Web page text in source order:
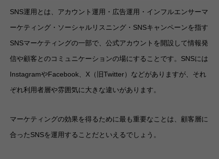
SNS運用とは、アカウント運用・広告運用・インフルエンサーマ
ーケティング・ソーシャルリスニング・SNSキャンペーンを指す
SNSマーケティングの一部で、公式アカウントを開設して情報発
信や顧客とのコミュニケーションの場にすることです。SNSには
InstagramやFacebook、X（旧Twitter）などがありますが、それ
ぞれ利用者層や雰囲気に大きな違いがあります。
マーケティングの効果を得るために最も重要なことは、顧客層に
合ったSNSを運用することだといえるでしょう。